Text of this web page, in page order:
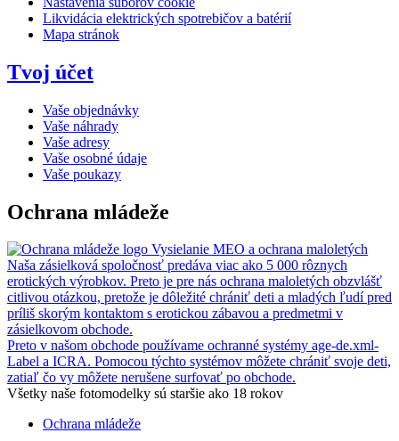
Likvidácia elektrických spotrebičov a batérií
Mapa stránok
Tvoj účet
Vaše objednávky
Vaše náhrady
Vaše adresy
Vaše osobné údaje
Vaše poukazy
Ochrana mládeže
Vysielanie MEO a ochrana maloletých
Naša zásielková spoločnosť predáva viac ako 5 000 rôznych
erotických výrobkov. Preto je pre nás ochrana maloletých obzvlášť
citlivou otázkou, pretože je dôležité chrániť deti a mladých ľudí pred
príliš skorým kontaktom s erotickou zábavou a predmetmi v
zásielkovom obchode.
Preto v našom obchode používame ochranné systémy age-de.xml-
Label a ICRA. Pomocou týchto systémov môžete chrániť svoje deti,
zatiaľ čo vy môžete nerušene surfovať po obchode.
Všetky naše fotomodelky sú staršie ako 18 rokov
Ochrana mládeže